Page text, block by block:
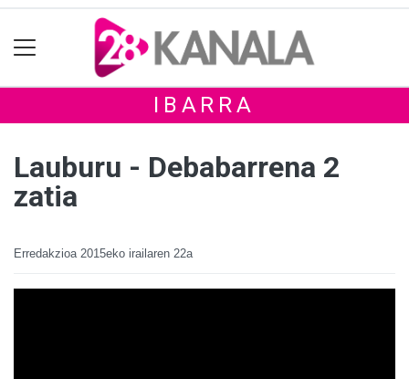
IBARRA
Lauburu - Debabarrena 2
zatia
Erredakzioa 2015eko irailaren 22a